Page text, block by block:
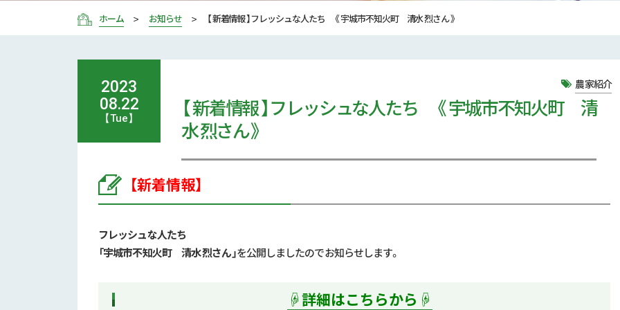
ホーム お知らせ 【 新着情報 】フレッシュな人たち 《 宇城市不知火町 清水 烈さん 》
2023
08.22
【Tue】
【 新着情報 】フレッシュな人たち 《 宇城市不知火町 清
水 烈さん 》
【新着情報】
フレッシュな人たち
「宇城市不知火町 清水 烈さん」を公開しましたのでお知らせします。
☟詳細はこちらから☟
農家紹介